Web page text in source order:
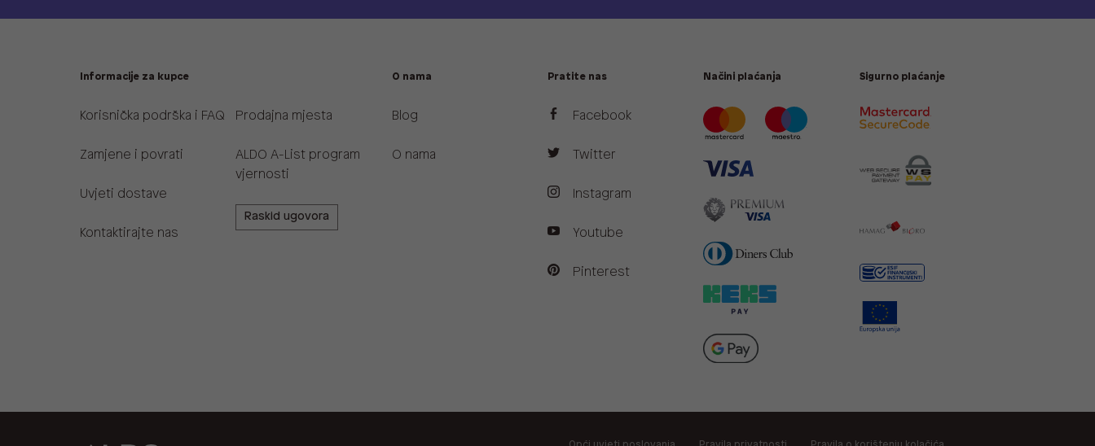
Informacije za kupce
Korisnička podrška i FAQ
Zamjene i povrati
Uvjeti dostave
Kontaktirajte nas
Prodajna mjesta
ALDO A-List program
vjernosti
Raskid ugovora
O nama
Blog
O nama
Pratite nas
Facebook
Twitter
Instagram
Youtube
Pinterest
Načini plaćanja Sigurno plaćanje